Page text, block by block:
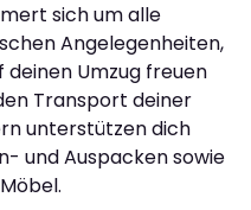
sich um alle
Angelegenheiten,
Umzug freuen
Transport deiner
unterstützen dich
und Auspacken sowie